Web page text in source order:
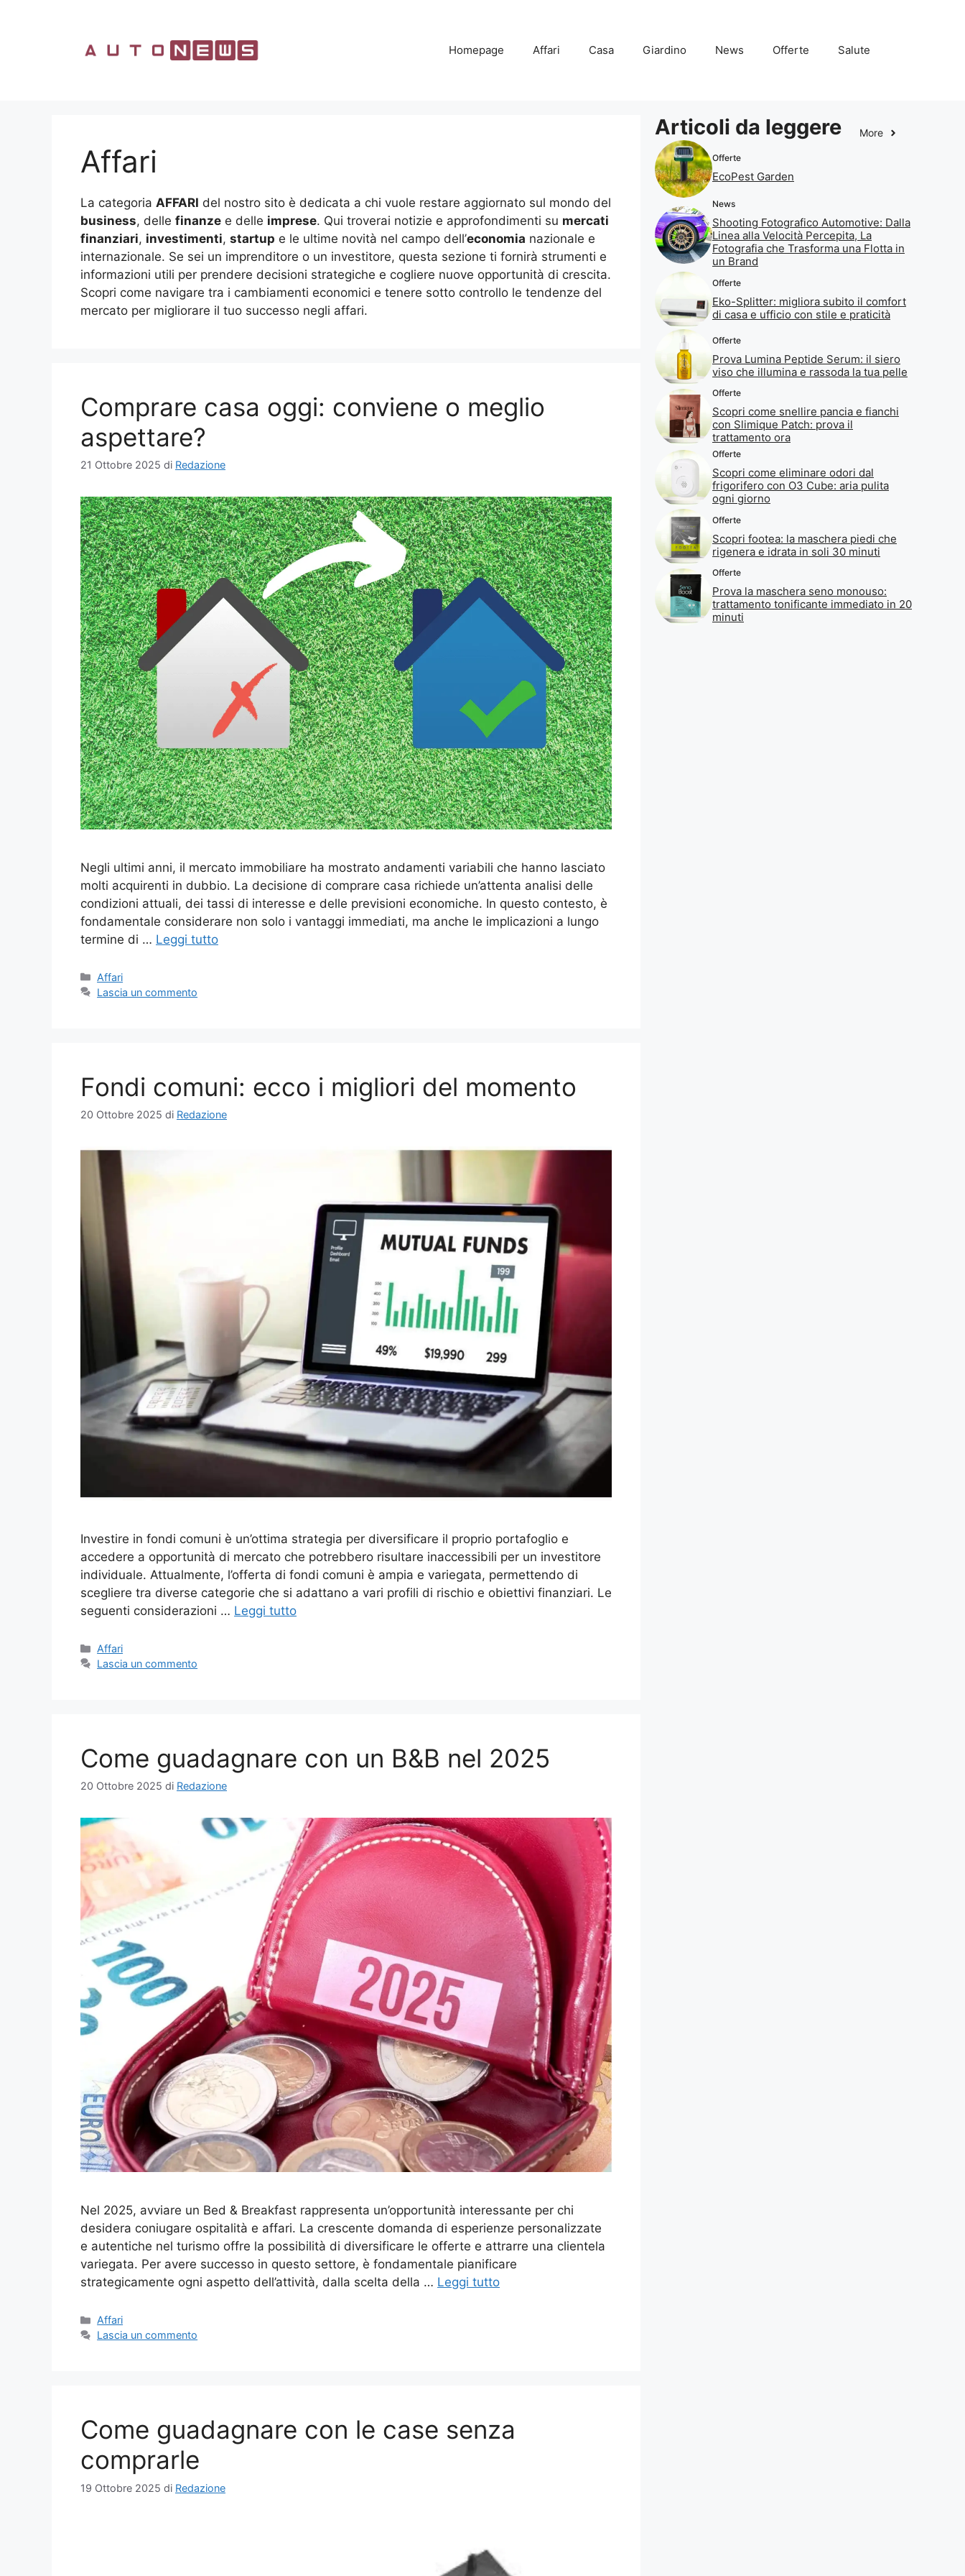
Homepage Affari Casa Giardino News Offerte Salute
Affari
La categoria AFFARI del nostro sito è dedicata a chi vuole restare aggiornato sul mondo del
business, delle finanze e delle imprese. Qui troverai notizie e approfondimenti su mercati
finanziari, investimenti, startup e le ultime novità nel campo dell’economia nazionale e
internazionale. Se sei un imprenditore o un investitore, questa sezione ti fornirà strumenti e
informazioni utili per prendere decisioni strategiche e cogliere nuove opportunità di crescita.
Scopri come navigare tra i cambiamenti economici e tenere sotto controllo le tendenze del
mercato per migliorare il tuo successo negli affari.
Comprare casa oggi: conviene o meglio
aspettare?
21 Ottobre 2025 di Redazione
Negli ultimi anni, il mercato immobiliare ha mostrato andamenti variabili che hanno lasciato
molti acquirenti in dubbio. La decisione di comprare casa richiede un’attenta analisi delle
condizioni attuali, dei tassi di interesse e delle previsioni economiche. In questo contesto, è
fondamentale considerare non solo i vantaggi immediati, ma anche le implicazioni a lungo
termine di … Leggi tutto
Categorie
Affari
Lascia un commento
Fondi comuni: ecco i migliori del momento
20 Ottobre 2025 di Redazione
Investire in fondi comuni è un’ottima strategia per diversificare il proprio portafoglio e
accedere a opportunità di mercato che potrebbero risultare inaccessibili per un investitore
individuale. Attualmente, l’offerta di fondi comuni è ampia e variegata, permettendo di
scegliere tra diverse categorie che si adattano a vari profili di rischio e obiettivi finanziari. Le
seguenti considerazioni … Leggi tutto
Categorie
Affari
Lascia un commento
Come guadagnare con un B&B nel 2025
20 Ottobre 2025 di Redazione
Nel 2025, avviare un Bed & Breakfast rappresenta un’opportunità interessante per chi
desidera coniugare ospitalità e affari. La crescente domanda di esperienze personalizzate
e autentiche nel turismo offre la possibilità di diversificare le offerte e attrarre una clientela
variegata. Per avere successo in questo settore, è fondamentale pianificare
strategicamente ogni aspetto dell’attività, dalla scelta della … Leggi tutto
Categorie
Affari
Lascia un commento
Come guadagnare con le case senza
comprarle
19 Ottobre 2025 di Redazione
Articoli da leggere More
Offerte
EcoPest Garden
News
Shooting Fotografico Automotive: Dalla
Linea alla Velocità Percepita, La
Fotografia che Trasforma una Flotta in
un Brand
Offerte
Eko-Splitter: migliora subito il comfort
di casa e ufficio con stile e praticità
Offerte
Prova Lumina Peptide Serum: il siero
viso che illumina e rassoda la tua pelle
Offerte
Scopri come snellire pancia e fianchi
con Slimique Patch: prova il
trattamento ora
Offerte
Scopri come eliminare odori dal
frigorifero con O3 Cube: aria pulita
ogni giorno
Offerte
Scopri footea: la maschera piedi che
rigenera e idrata in soli 30 minuti
Offerte
Prova la maschera seno monouso:
trattamento tonificante immediato in 20
minuti